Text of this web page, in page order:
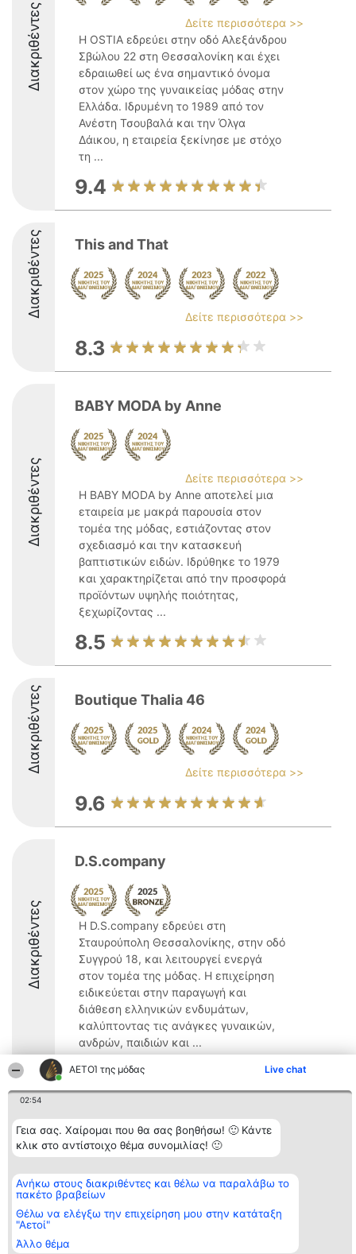
ΑΕΤΟΊ της μόδας Live chat
02:54
Γεια σας. Χαίρομαι που θα σας βοηθήσω! 🙂 Κάντε
κλικ στο αντίστοιχο θέμα συνομιλίας! 🙂
Ανήκω στους διακριθέντες και θέλω να παραλάβω το
πακέτο βραβείων
Θέλω να ελέγξω την επιχείρηση μου στην κατάταξη
"Αετοί"
Άλλο θέμα
Διακριθέντες
Δείτε περισσότερα >>
Η OSTIA εδρεύει στην οδό Αλεξάνδρου
Σβώλου 22 στη Θεσσαλονίκη και έχει
εδραιωθεί ως ένα σημαντικό όνομα
στον χώρο της γυναικείας μόδας στην
Ελλάδα. Ιδρυμένη το 1989 από τον
Ανέστη Τσουβαλά και την Όλγα
Δάικου, η εταιρεία ξεκίνησε με στόχο
τη ...
9.4
Διακριθέντες This and That
Δείτε περισσότερα >>
8.3
Διακριθέντες
BABY MODA by Anne
Δείτε περισσότερα >>
Η BABY MODA by Anne αποτελεί μια
εταιρεία με μακρά παρουσία στον
τομέα της μόδας, εστιάζοντας στον
σχεδιασμό και την κατασκευή
βαπτιστικών ειδών. Ιδρύθηκε το 1979
και χαρακτηρίζεται από την προσφορά
προϊόντων υψηλής ποιότητας,
ξεχωρίζοντας ...
8.5
Διακριθέντες Boutique Thalia 46
Δείτε περισσότερα >>
9.6
Διακριθέντες
D.S.company
Η D.S.company εδρεύει στη
Σταυρούπολη Θεσσαλονίκης, στην οδό
Συγγρού 18, και λειτουργεί ενεργά
στον τομέα της μόδας. Η επιχείρηση
ειδικεύεται στην παραγωγή και
διάθεση ελληνικών ενδυμάτων,
καλύπτοντας τις ανάγκες γυναικών,
ανδρών, παιδιών και ...
9.1
Διοργανωτής της
κατάταξης
BEAUTIFUL COMPANY
ΤΗΛ. ΕΠΙΚΟΙΝΩΝΙΑΣ:
2104128019
email:
aetoi@beautifulcompany.co
Κατάταξη
Διακριθέντες
Λίστα όλων
διακριθέντων
Μεθοδολογία
προϋποθέσεις
ΠΟΛΙΤΙΚΗ
Επικοινωνία